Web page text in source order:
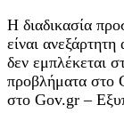
Η διαδικασία
είναι
δεν εμπλέκεται
προβλήματα στο
στο Gov.gr –